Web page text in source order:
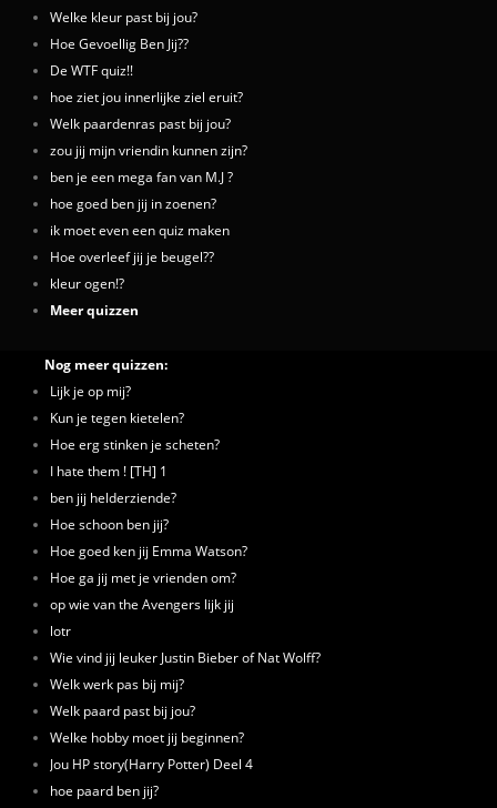
Welke kleur past bij jou?
Hoe Gevoellig Ben Jij??
De WTF quiz!!
hoe ziet jou innerlijke ziel eruit?
Welk paardenras past bij jou?
zou jij mijn vriendin kunnen zijn?
ben je een mega fan van M.J ?
hoe goed ben jij in zoenen?
ik moet even een quiz maken
Hoe overleef jij je beugel??
kleur ogen!?
Meer quizzen
Nog meer quizzen:
Lijk je op mij?
Kun je tegen kietelen?
Hoe erg stinken je scheten?
I hate them ! [TH] 1
ben jij helderziende?
Hoe schoon ben jij?
Hoe goed ken jij Emma Watson?
Hoe ga jij met je vrienden om?
op wie van the Avengers lijk jij
lotr
Wie vind jij leuker Justin Bieber of Nat Wolff?
Welk werk pas bij mij?
Welk paard past bij jou?
Welke hobby moet jij beginnen?
Jou HP story(Harry Potter) Deel 4
hoe paard ben jij?